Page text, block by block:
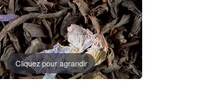
Cliquez pour agrandir